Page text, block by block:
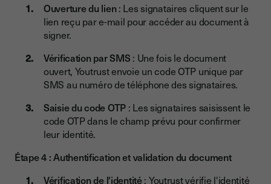
Ouverture du lien: Les signataires cliquent sur le
lien reçu par e-mail pour accéder au document à
signer.
Vérification par SMS : Une fois le document
ouvert, Youtrust envoie un code OTP unique par
SMS au numéro de téléphone des signataires.
Saisie du code OTP: Les signataires saisissent le
code OTP dans le champ prévu pour confirmer
leur identité.
Étape 4 : Authentification et validation du document
Vérification de l'identité: Youtrust vérifie l'identité